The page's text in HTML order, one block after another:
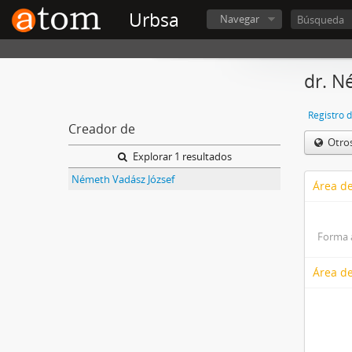
Urbsa Navegar
Creador de
Explorar 1 resultados
Németh Vadász József
dr.
Registro
Área
Forma
Área